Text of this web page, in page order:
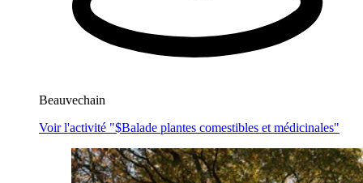
Beauvechain
Voir l'activité "$Balade plantes comestibles et médicinales"